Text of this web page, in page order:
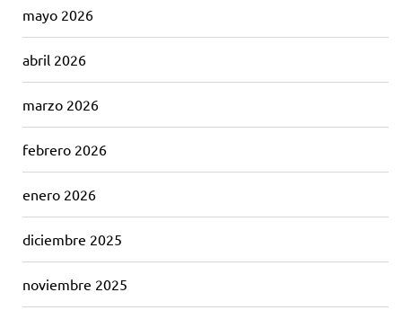
mayo 2026
abril 2026
marzo 2026
febrero 2026
enero 2026
diciembre 2025
noviembre 2025